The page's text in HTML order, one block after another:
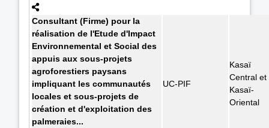
Consultant (Firme) pour la
réalisation de l'Etude d'Impact
Environnemental et Social des
appuis aux sous-projets
agroforestiers paysans
impliquant les communautés
locales et sous-projets de
création et d'exploitation des
palmeraies...
UC-PIF
Kasaï
Central et
Kasaï-
Oriental